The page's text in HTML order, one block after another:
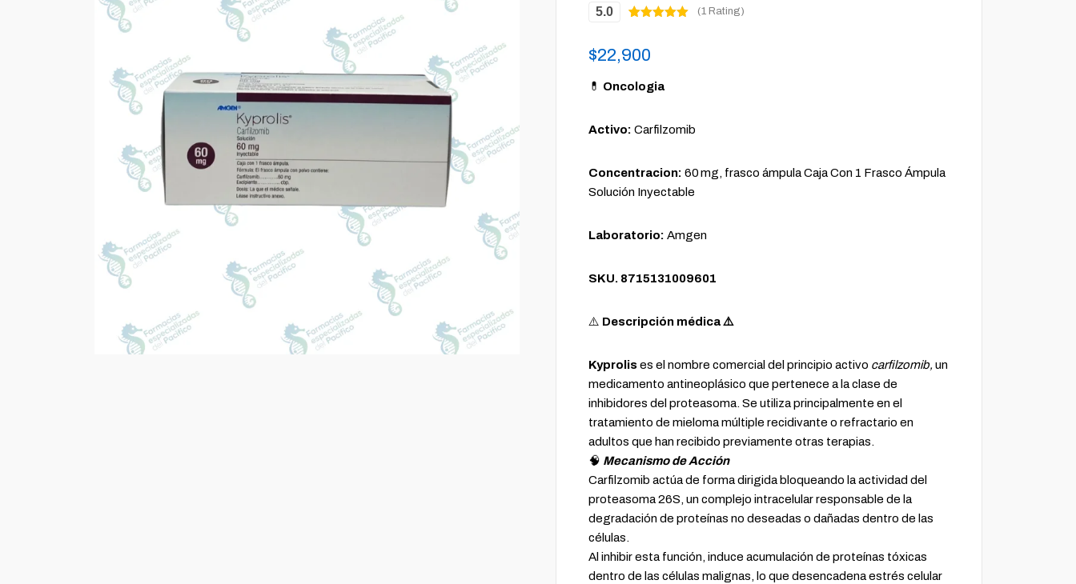
5.0
5 basado
en
de cliente
(1 Rating)
$22,900
💊 Oncologia
Activo: Carfilzomib
Concentracion:60 mg, frasco ámpula Caja Con 1 Frasco Ámpula
Solución Inyectable
Laboratorio:Amgen
SKU. 8715131009601
⚠️ Descripción médica ⚠️
Kyprolises el nombre comercial del principio activo carfilzomib, un
medicamento antineoplásico que pertenece a la clase de
inhibidores del proteasoma. Se utiliza principalmente en el
tratamiento de mieloma múltiple recidivante o refractario en
adultos que han recibido previamente otras terapias.
🧠 Mecanismo de Acción
Carfilzomib actúa de forma dirigida bloqueando la actividad del
proteasoma 26S, un complejo intracelular responsable de la
degradación de proteínas no deseadas o dañadas dentro de las
células.
Al inhibir esta función, induce acumulación de proteínas tóxicas
dentro de las células malignas, lo que desencadena estrés celular